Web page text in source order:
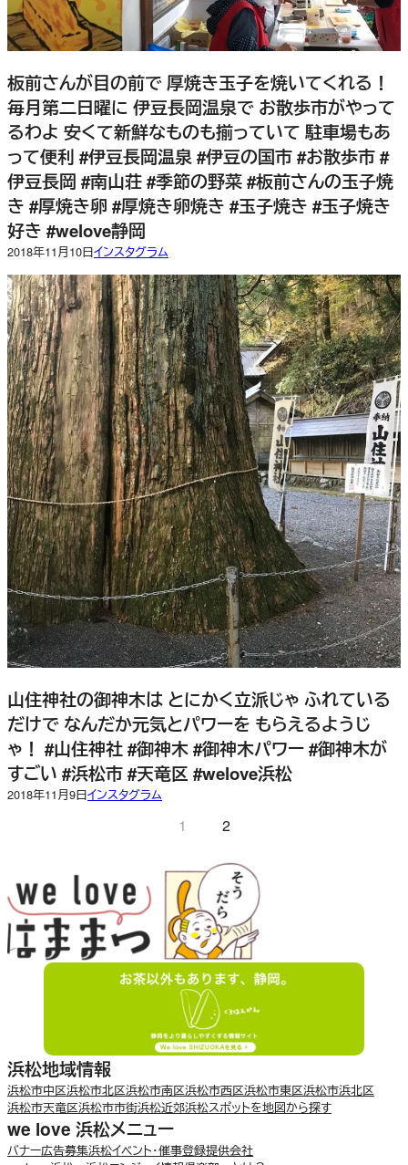
板前さんが目の前で 厚焼き玉子を焼いてくれる！
毎月第二日曜に 伊豆長岡温泉で お散歩市がやって
るわよ 安くて新鮮なものも揃っていて 駐車場もあ
って便利 #伊豆長岡温泉 #伊豆の国市 #お散歩市 #
伊豆長岡 #南山荘 #季節の野菜 #板前さんの玉子焼
き #厚焼き卵 #厚焼き卵焼き #玉子焼き #玉子焼き
好き #welove静岡
2018年11月10日インスタグラム
山住神社の御神木は とにかく立派じゃ ふれている
だけで なんだか元気とパワーを もらえるようじ
ゃ！ #山住神社 #御神木 #御神木パワー #御神木が
すごい #浜松市 #天竜区 #welove浜松
2018年11月9日インスタグラム
1 2
浜松地域情報
浜松市中区浜松市北区浜松市南区浜松市西区浜松市東区浜松市浜北区
浜松市天竜区浜松市市街浜松近郊浜松スポットを地図から探す
we love 浜松メニュー
バナー広告募集浜松イベント・催事登録提供会社